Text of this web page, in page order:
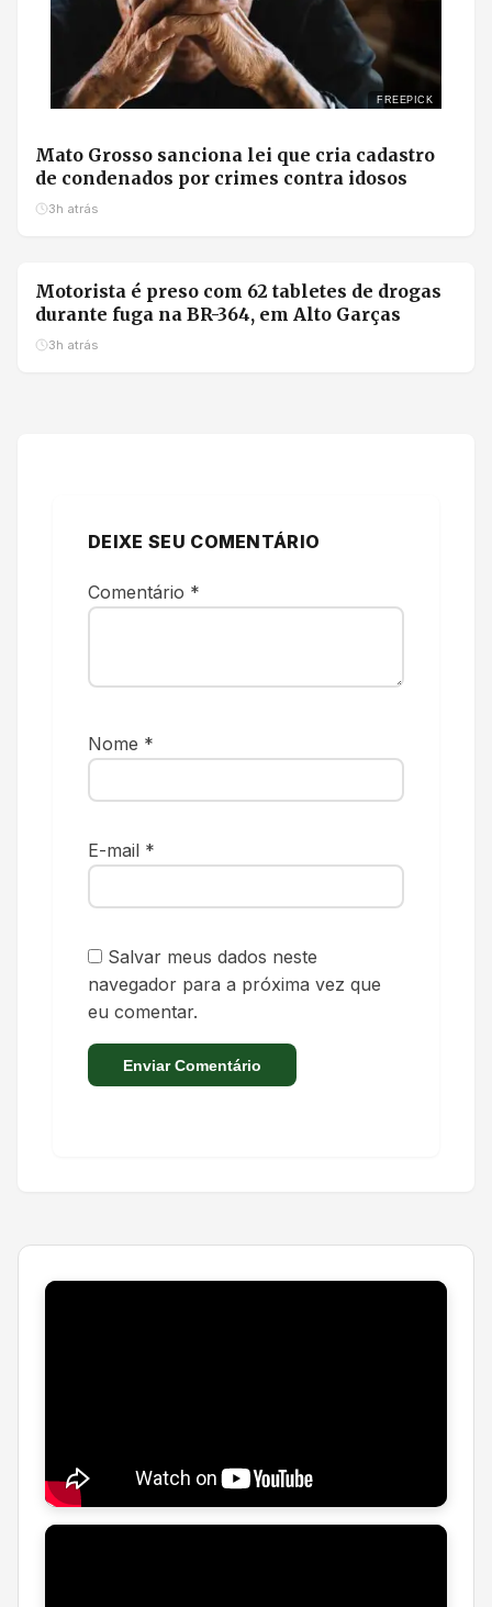
FREEPICK
Mato Grosso sanciona lei que cria cadastro
de condenados por crimes contra idosos
3h atrás
Motorista é preso com 62 tabletes de drogas
durante fuga na BR-364, em Alto Garças
3h atrás
DEIXE SEU COMENTÁRIO
Comentário *
Nome *
E-mail *
Salvar meus dados neste
navegador para a próxima vez que
eu comentar.